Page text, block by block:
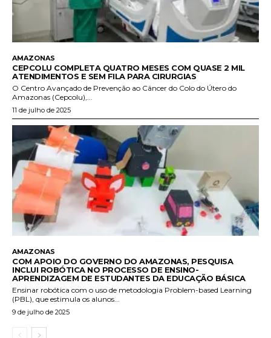
AMAZONAS
CEPCOLU COMPLETA QUATRO MESES COM QUASE 2 MIL
ATENDIMENTOS E SEM FILA PARA CIRURGIAS
O Centro Avançado de Prevenção ao Câncer do Colo do Útero do
Amazonas (Cepcolu),...
11 de julho de 2025
AMAZONAS
COM APOIO DO GOVERNO DO AMAZONAS, PESQUISA
INCLUI ROBÓTICA NO PROCESSO DE ENSINO-
APRENDIZAGEM DE ESTUDANTES DA EDUCAÇÃO BÁSICA
Ensinar robótica com o uso de metodologia Problem-based Learning
(PBL), que estimula os alunos...
9 de julho de 2025